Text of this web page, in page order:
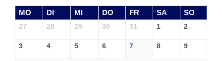
MO DI MI DO FR SA SO
27 28 29 30 31 1 2
3 4 5 6 7 8 9